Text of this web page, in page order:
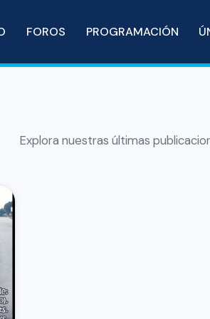
FOROS PROGRAMACIÓN
Explora nuestras últimas